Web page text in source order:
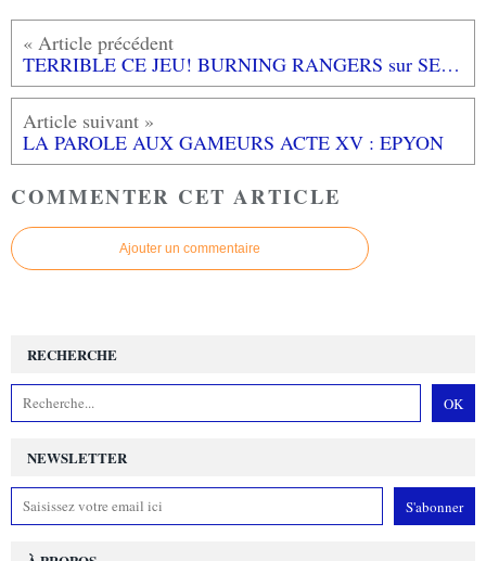
TERRIBLE CE JEU! BURNING RANGERS sur SEGA SATURN
LA PAROLE AUX GAMEURS ACTE XV : EPYON
COMMENTER CET ARTICLE
Ajouter un commentaire
NEWSLETTER
RECHERCHE